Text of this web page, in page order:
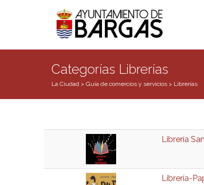
Categorías Librerías
La Ciudad > Guía de comercios y servicios > Librerías
Librería
Librería-